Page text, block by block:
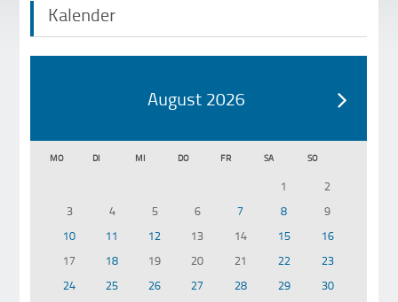
Kalender
August 2026
MO DI MI DO FR SA SO
1
2
3
4 5 6 7 8
9
10
11 12 13 14 15
16
17
18 19 20 21 22
23
24
25 26 27 28 29 30